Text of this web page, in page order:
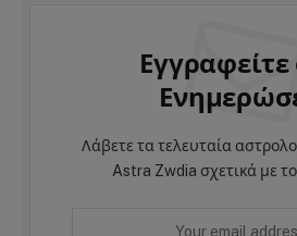
Εγγραφείτε
Λάβετε τα τελευταία
Astra Zwdia σχετικά με